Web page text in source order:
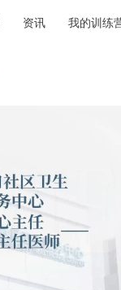
资讯 我的训练